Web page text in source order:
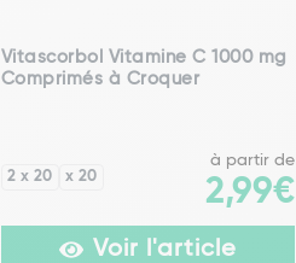
Vitascorbol Vitamine C 1000 mg
Comprimés à Croquer
2 x 20 x 20
à partir de
2,99€
Voir l'article